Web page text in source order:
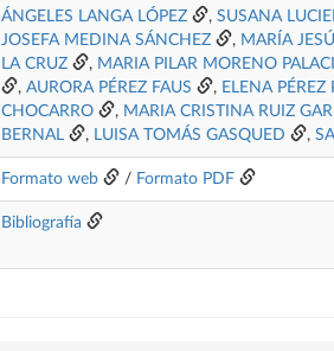
ÁNGELES LANGA LÓPEZ
, SUSANA
JOSEFA MEDINA SÁNCHEZ
, MARÍA
LA CRUZ
, MARIA PILAR MORENO
, AURORA PÉREZ FAUS , ELENA PÉREZ
CHOCARRO
, MARIA CRISTINA RUIZ
BERNAL
, LUISA TOMÁS GASQUED ,
Formato web / Formato PDF
Bibliografía